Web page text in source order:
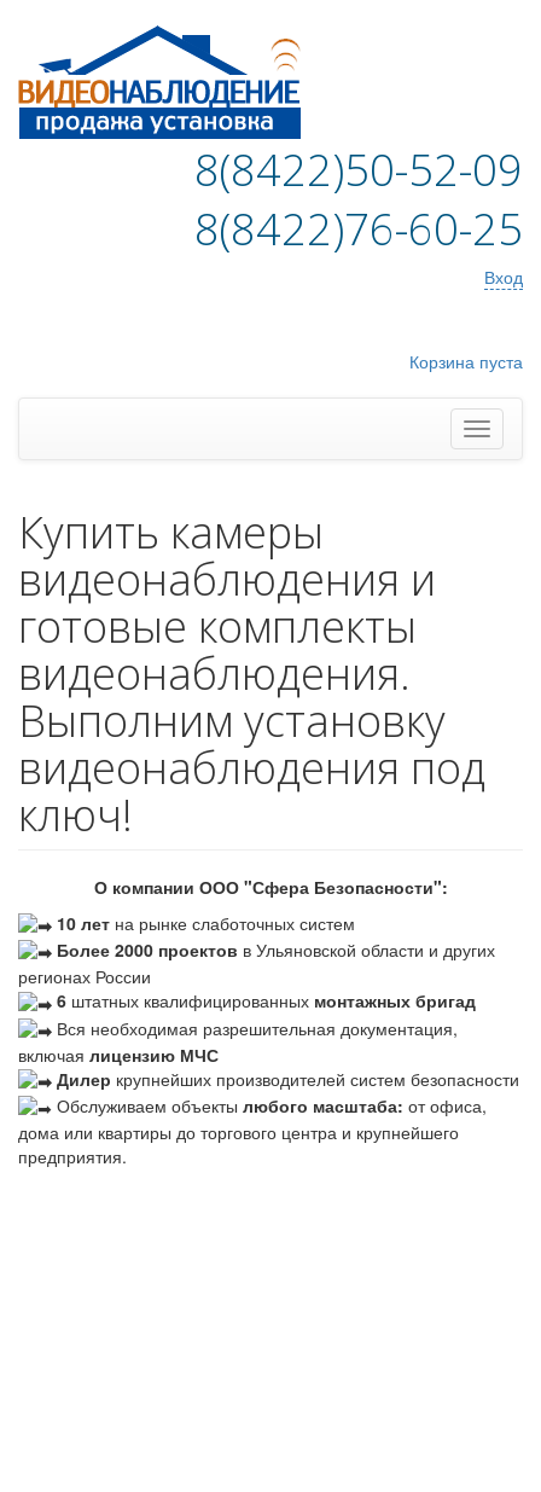
8(8422)50-52-09
8(8422)76-60-25
Вход
Корзина пуста
Купить камеры
видеонаблюдения и
готовые комплекты
видеонаблюдения.
Выполним установку
видеонаблюдения под
ключ!
О компании ООО "Сфера Безопасности":
10 лет на рынке слаботочных систем
Более 2000 проектов в Ульяновской области и других
регионах России
6 штатных квалифицированных монтажных бригад
Вся необходимая разрешительная документация,
включая лицензию МЧС
Дилер крупнейших производителей систем безопасности
Обслуживаем объекты любого масштаба: от офиса,
дома или квартиры до торгового центра и крупнейшего
предприятия.